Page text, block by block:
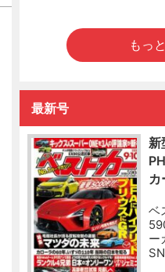
もっ
最新号
新
カ
ベ
ー